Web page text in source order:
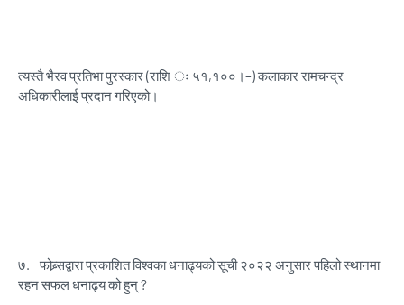
त्यस्तै भैरव प्रतिभा पुरस्कार (राशि ः ५१,१००।–) कलाकार रामचन्द्र
अधिकारीलाई प्रदान गरिएको।
७.
फोब्र्सद्वारा प्रकाशित विश्वका धनाढ्यको सूची २०२२ अनुसार पहिलो स्थानमा
रहन सफल धनाढ्य को हुन् ?